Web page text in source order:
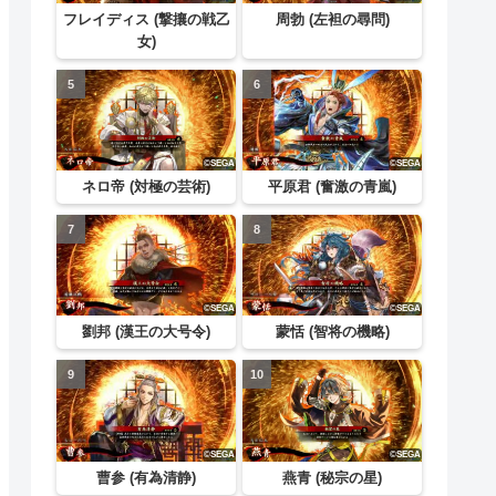
フレイディス (撃攘の戦乙
女)
周勃 (左袒の尋問)
ネロ帝 (対極の芸術) 平原君 (奮激の青嵐)
劉邦 (漢王の大号令) 蒙恬 (智将の機略)
曹参 (有為清静) 燕青 (秘宗の星)